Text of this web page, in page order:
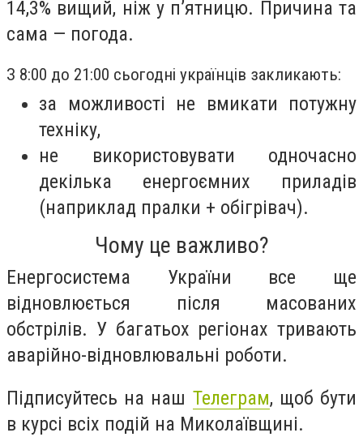
14,3% вищий, ніж у п’ятницю. Причина та
сама — погода.
З 8:00 до 21:00 сьогодні українців закликають:
за можливості не вмикати потужну
техніку,
не використовувати одночасно
декілька енергоємних приладів
(наприклад пралки + обігрівач).
Чому це важливо?
Енергосистема України все ще
відновлюється після масованих
обстрілів. У багатьох регіонах тривають
аварійно-відновлювальні роботи.
Підписуйтесь на наш Телеграм, щоб бути
в курсі всіх подій на Миколаївщині.